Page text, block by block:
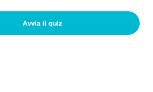
Avvia il quiz